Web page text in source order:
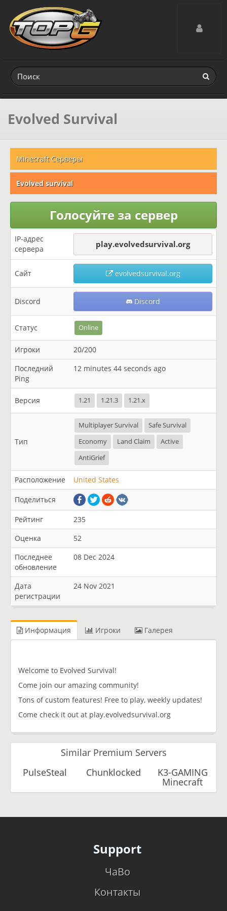
Toggle
Evolved Survival
Minecraft Серверы
Evolved survival
Голосуйте за сервер
IP-адрес
сервера
play.evolvedsurvival.org
Сайт evolvedsurvival.org
Discord Discord
Статус Online
Игроки
20/200
Последний
Ping
12 minutes 44 seconds ago
Версия 1.21 1.21.3 1.21.x
Тип
Multiplayer Survival
Safe Survival
Economy
Land Claim
Active
AntiGrief
Расположение United States
Поделиться
Рейтинг
235
Оценка
52
Последнее
обновление
08 Dec 2024
Дата
регистрации
24 Nov 2021
Информация Игроки Галерея
Welcome to Evolved Survival!
Come join our amazing community!
Tons of custom features! Free to play, weekly updates!
Come check it out at play.evolvedsurvival.org
Similar Premium Servers
PulseSteal
Chunklocked K3-GAMING
Minecraft
Support
ЧаВо
Контакты